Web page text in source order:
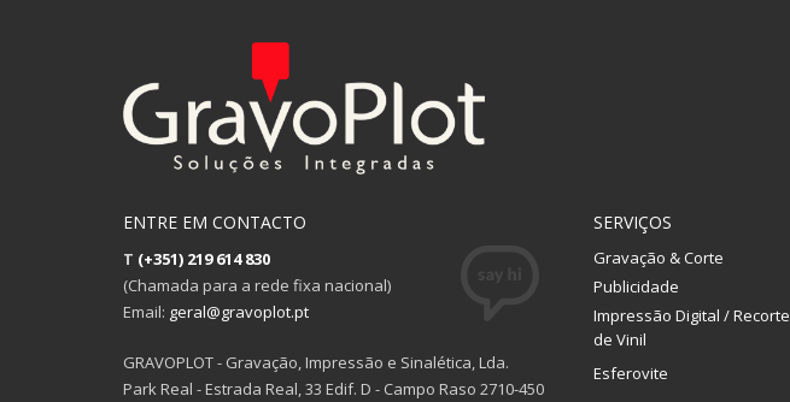
ENTRE EM CONTACTO
T (+351) 219 614 830
(Chamada para a rede fixa nacional)
Email: geral@gravoplot.pt
GRAVOPLOT - Gravação, Impressão e Sinalética, Lda.
Park Real - Estrada Real, 33 Edif. D - Campo Raso 2710-450
SERVIÇOS
Gravação & Corte
Publicidade
Impressão Digital / Recorte
de Vinil
Esferovite